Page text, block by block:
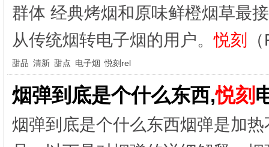
群体 经典烤烟和原味鲜橙烟草最
从传统烟转电子烟的用户。悦刻
甜品 清新 甜点 电子烟 悦刻rel
烟弹到底是个什么东西,悦刻
烟弹到底是个什么东西烟弹是加